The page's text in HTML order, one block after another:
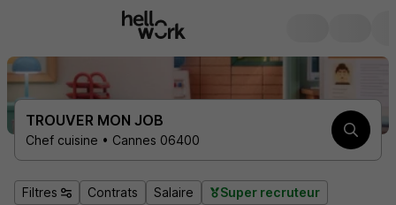
TROUVER MON JOB
Chef cuisine • Cannes 06400
Filtres Contrats Salaire Super recruteur